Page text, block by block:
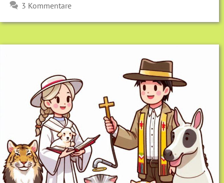
3 Kommentare